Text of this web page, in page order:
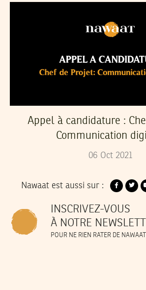
Appel à candidature :
Communication
06 Oct 2021
Nawaat est aussi sur :
INSCRIVEZ-VOUS
À NOTRE
POUR NE RIEN RATER DE NAWAAT